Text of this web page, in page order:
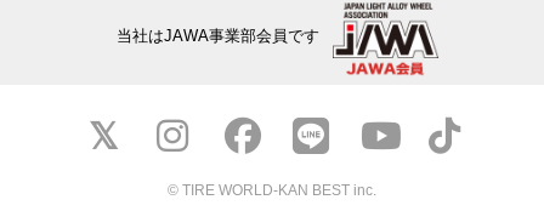
当社はJAWA事業部会員です
© TIRE WORLD-KAN BEST inc.